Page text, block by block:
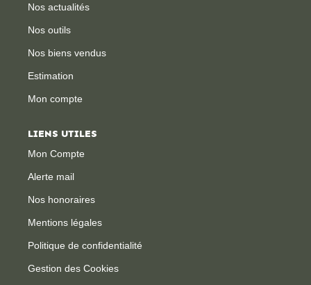
Nos actualités
Nos outils
Nos biens vendus
Estimation
Mon compte
LIENS UTILES
Mon Compte
Alerte mail
Nos honoraires
Mentions légales
Politique de confidentialité
Gestion des Cookies